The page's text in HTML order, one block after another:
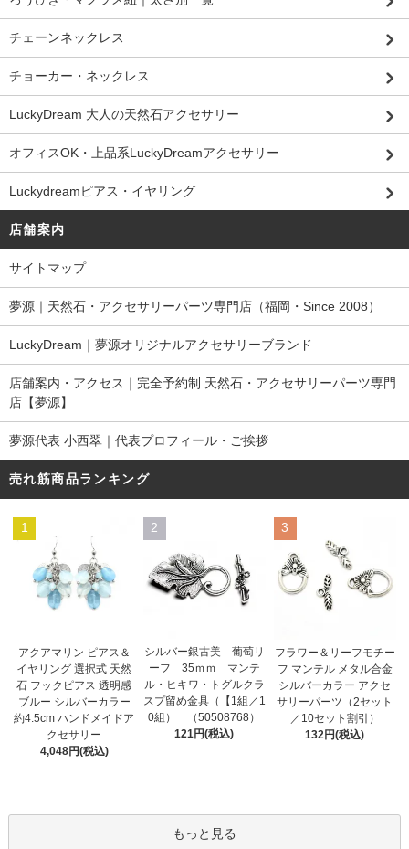
チェーンネックレス
チョーカー・ネックレス
LuckyDream 大人の天然石アクセサリー
オフィスOK・上品系LuckyDreamアクセサリー
Luckydreamピアス・イヤリング
店舗案内
サイトマップ
夢源｜天然石・アクセサリーパーツ専門店（福岡・Since 2008）
LuckyDream｜夢源オリジナルアクセサリーブランド
店舗案内・アクセス｜完全予約制 天然石・アクセサリーパーツ専門
店【夢源】
夢源代表 小西翠｜代表プロフィール・ご挨拶
売れ筋商品ランキング
1
アクアマリン ピアス＆
イヤリング 選択式 天然
石 フックピアス 透明感
ブルー シルバーカラー
約4.5cm ハンドメイドア
クセサリー
4,048円(税込)
2
シルバー銀古美 葡萄リ
ーフ 35ｍｍ マンテ
ル・ヒキワ・トグルクラ
スプ留め金具（【1組／1
0組） （50508768）
121円(税込)
3
フラワー＆リーフモチー
フ マンテル メタル合金
シルバーカラー アクセ
サリーパーツ（2セット
／10セット割引）
132円(税込)
もっと見る